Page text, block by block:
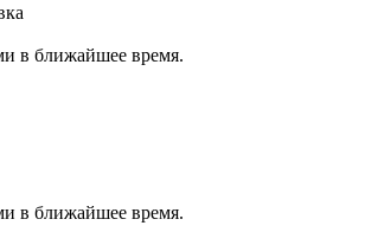
в ближайшее время.
в ближайшее время.